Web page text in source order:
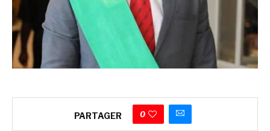
PARTAGER 0